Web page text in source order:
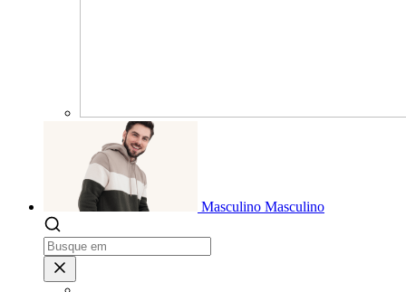
Masculino Masculino